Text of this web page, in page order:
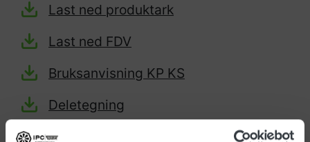
Last ned produktark
Last ned FDV
Bruksanvisning KP KS
Deletegning